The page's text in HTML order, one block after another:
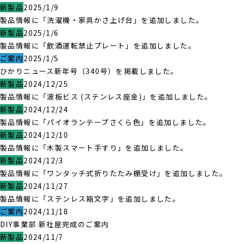
新製品2025/1/9
製品情報に「洗濯機・家具かさ上げ台」を追加しました。
新製品2025/1/6
製品情報に「飲酒運転禁止プレート」を追加しました。
ご案内2025/1/5
ひかりニュース新年号（340号）を掲載しました。
新製品2024/12/25
製品情報に「波板ビス (ステンレス座金)」を追加しました。
新製品2024/12/24
製品情報に「パイオランテープさくら色」を追加しました。
新製品2024/12/10
製品情報に「木製スマート手すり」を追加しました。
新製品2024/12/3
製品情報に「ワンタッチ式折りたたみ棚受け」を追加しました。
新製品2024/11/27
製品情報に「ステンレス箱文字」を追加しました。
ご案内2024/11/18
DIY事業部 新社屋完成のご案内
新製品2024/11/7